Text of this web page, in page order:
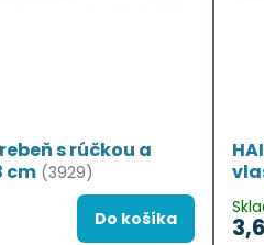
s rúčkou a
cm (3929)
Do košíka